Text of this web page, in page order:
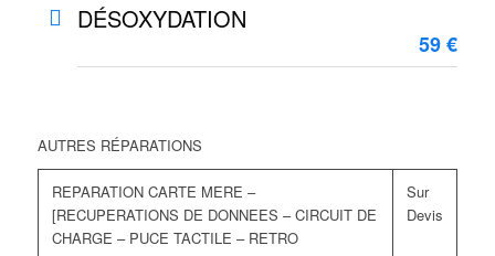
DÉSOXYDATION
59 €
AUTRES RÉPARATIONS
REPARATION CARTE MERE –
[RECUPERATIONS DE DONNEES – CIRCUIT DE
CHARGE – PUCE TACTILE – RETRO
Sur
Devis